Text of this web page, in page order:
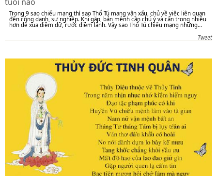
Trong 9 sao chiếu mạng thì sao Thổ Tú mang vận xấu, chủ về việc liên quan
đến công danh, sự nghiệp. Khi gặp, bản mệnh cần chú ý và cẩn trọng nhiều
hơn để xua điềm dữ, rước điềm lành. Vậy sao Thổ Tú chiếu mạng những...
Tweet